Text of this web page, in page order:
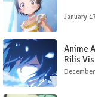
January
Anime
Rilis